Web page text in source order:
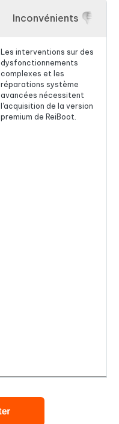
Inconvénients
Les interventions sur des
dysfonctionnements
complexes et les
réparations système
avancées nécessitent
l'acquisition de la version
premium de ReiBoot.